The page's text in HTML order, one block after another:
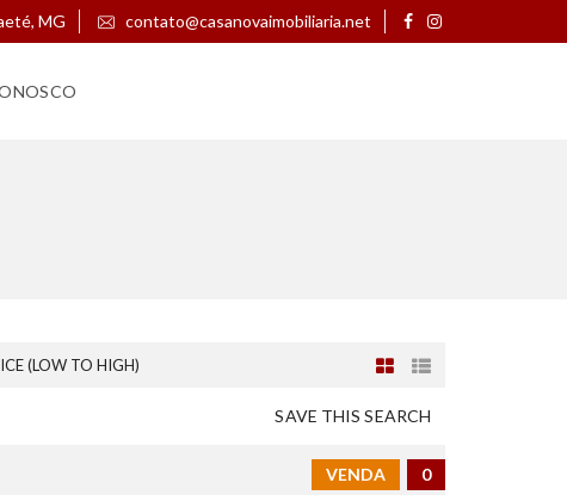
MG contato@casanovaimobiliaria.net
(LOW TO HIGH)
SAVE THIS SEARCH
0
VENDA